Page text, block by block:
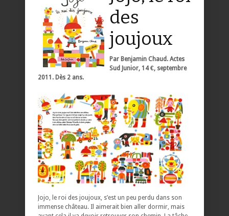
des
joujoux
Par Benjamin Chaud. Actes
Sud Junior, 14 €, septembre
2011. Dès 2 ans.
Jojo, le roi des joujoux, s’est un peu perdu dans son
immense château. Il aimerait bien aller dormir, mais